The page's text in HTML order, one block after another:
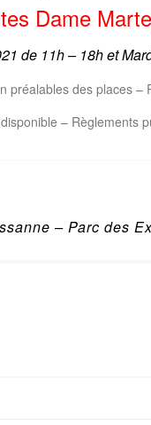
Dame
de 11h – 18h et
préalables des places
– Règlements
– Parc des